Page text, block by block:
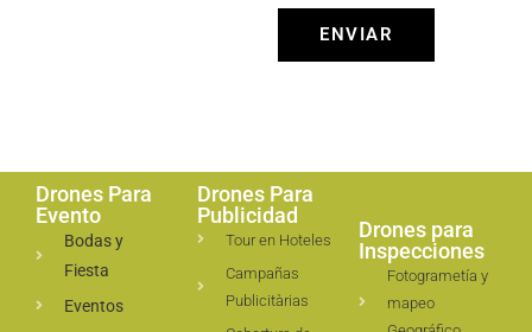
ENVIAR
Drones Para
Evento
Bodas y
Fiesta
Eventos
Drones Para
Publicidad
Tour en Hoteles
Campañas
Publicitàrias
Drones para
Inspecciones
Fotogrametía y
mapeo